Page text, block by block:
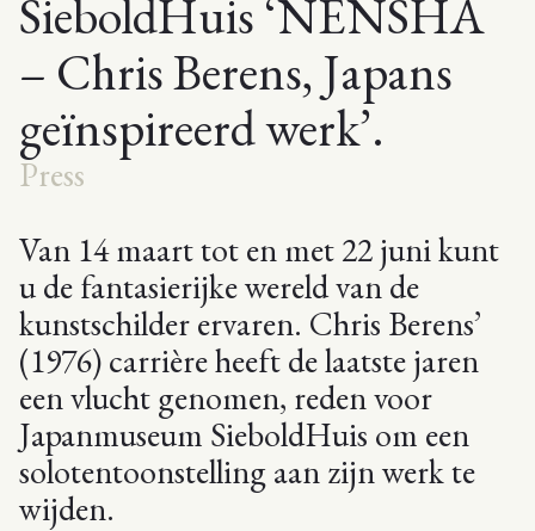
SieboldHuis ‘NENSHA
– Chris Berens, Japans
geïnspireerd werk’.
Press
Van 14 maart tot en met 22 juni kunt
u de fantasierijke wereld van de
kunstschilder ervaren. Chris Berens’
(1976) carrière heeft de laatste jaren
een vlucht genomen, reden voor
Japanmuseum SieboldHuis om een
solotentoonstelling aan zijn werk te
wijden.